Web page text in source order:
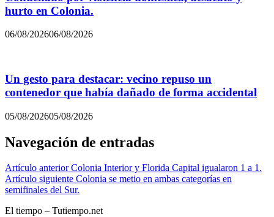
hurto en Colonia.
06/08/202606/08/2026
Un gesto para destacar: vecino repuso un
contenedor que había dañado de forma accidental
05/08/202605/08/2026
Navegación de entradas
Artículo anterior Colonia Interior y Florida Capital igualaron 1 a 1.
Artículo siguiente Colonia se metio en ambas categorías en
semifinales del Sur.
El tiempo – Tutiempo.net